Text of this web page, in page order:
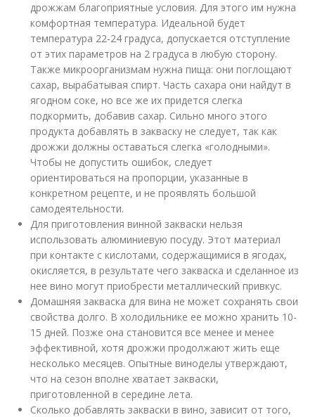
дрожжам благоприятные условия. Для этого им нужна
комфортная температура. Идеальной будет
температура 22-24 градуса, допускается отступление
от этих параметров на 2 градуса в любую сторону.
Также микроорганизмам нужна пища: они поглощают
сахар, вырабатывая спирт. Часть сахара они найдут в
ягодном соке, но все же их придется слегка
подкормить, добавив сахар. Сильно много этого
продукта добавлять в закваску не следует, так как
дрожжи должны оставаться слегка «голодными».
Чтобы не допустить ошибок, следует
ориентироваться на пропорции, указанные в
конкретном рецепте, и не проявлять большой
самодеятельности.
Для приготовления винной закваски нельзя
использовать алюминиевую посуду. Этот материал
при контакте с кислотами, содержащимися в ягодах,
окисляется, в результате чего закваска и сделанное из
нее вино могут приобрести металлический привкус.
Домашняя закваска для вина не может сохранять свои
свойства долго. В холодильнике ее можно хранить 10-
15 дней. Позже она становится все менее и менее
эффективной, хотя дрожжи продолжают жить еще
несколько месяцев. Опытные виноделы утверждают,
что на сезон вполне хватает закваски,
приготовленной в середине лета.
Сколько добавлять закваски в вино, зависит от того,